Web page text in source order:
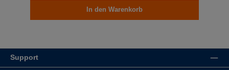
In den Warenkorb
Support